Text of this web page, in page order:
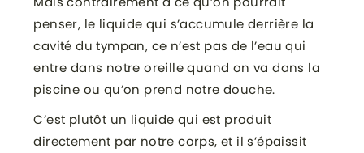
penser, le liquide qui s’accumule derrière la
cavité du tympan, ce n’est pas de l’eau qui
entre dans notre oreille quand on va dans la
piscine ou qu’on prend notre douche.
C’est plutôt un liquide qui est produit
directement par notre corps, et il s’épaissit